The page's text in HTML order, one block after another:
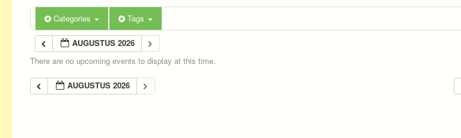
Categories Tags
AUGUSTUS 2026
There are no upcoming events to display at this time.
AUGUSTUS 2026